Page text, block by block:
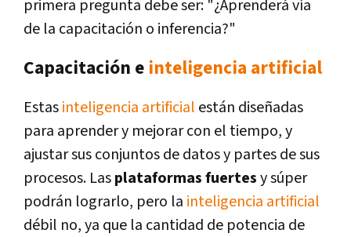
primera pregunta debe ser: "¿Aprenderá vía
de la capacitación o inferencia?"
Capacitación e inteligencia artificial
Estasinteligencia artificial están diseñadas
para aprender y mejorar con el tiempo, y
ajustar sus conjuntos de datos y partes de sus
procesos. Lasplataformas fuertesy súper
podrán lograrlo, pero la inteligencia artificial
débil no, ya que la cantidad de potencia de